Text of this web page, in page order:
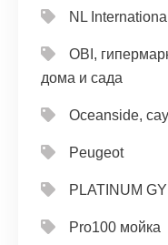
NL International
OBI,
дома и сада
Oceanside,
Peugeot
PLATINUM
Pro100 мойка